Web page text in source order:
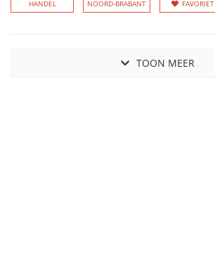
HANDEL NOORD-BRABANT FAVORIET
TOON MEER